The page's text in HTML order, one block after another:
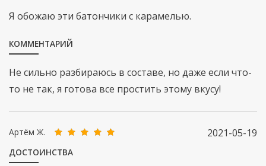
Я обожаю эти батончики с карамелью.
КОММЕНТАРИЙ
Не сильно разбираюсь в составе, но даже если что-
то не так, я готова все простить этому вкусу!
2021-05-19
Артём Ж.
ДОСТОИНСТВА